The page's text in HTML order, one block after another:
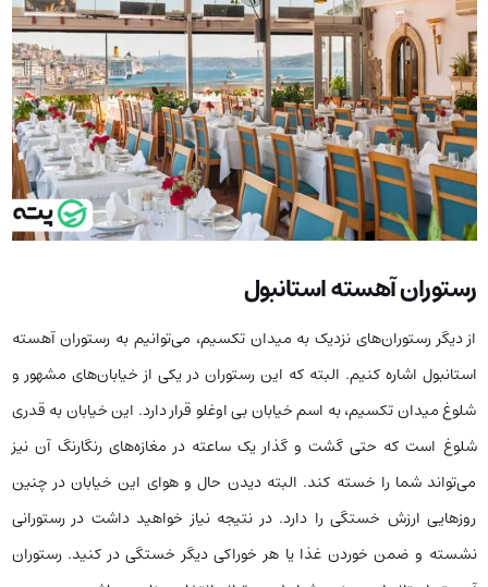
رستوران آهسته استانبول
از دیگر رستوران‌های نزدیک به میدان تکسیم، می‌توانیم به رستوران آهسته
استانبول اشاره کنیم. البته که این رستوران در یکی از خیابان‌های مشهور و
شلوغ میدان تکسیم، به اسم خیابان بی اوغلو قرار دارد. این خیابان به قدری
شلوغ است که حتی گشت و گذار یک ساعته در مغازه‌های رنگارنگ آن نیز
می‌تواند شما را خسته کند‌. البته دیدن حال و هوای این خیابان در چنین
روزهایی ارزش خستگی را دارد. در نتیجه نیاز خواهید داشت در رستورانی
نشسته و ضمن خوردن غذا یا هر خوراکی دیگر خستگی در کنید. رستوران